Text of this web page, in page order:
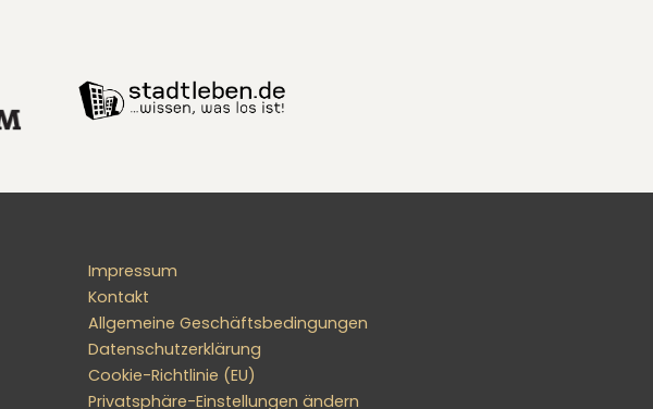
Impressum
Kontakt
Allgemeine Geschäftsbedingungen
Datenschutzerklärung
Cookie-Richtlinie (EU)
Privatsphäre-Einstellungen ändern